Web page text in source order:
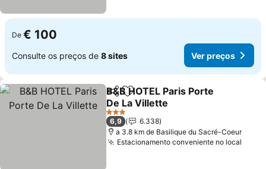
De € 100
Consulte os preços de 8 sites Ver preços
PartilharAdicionar aos favoritos
B&B HOTEL Paris Porte
De La Villette
Ver preços
3 Estrelas
6,9
6.338
a 3.8 km de Basilique du Sacré-Coeur
Estacionamento conveniente no local